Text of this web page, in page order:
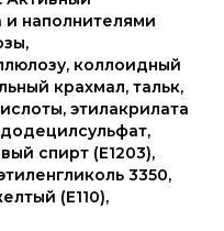
и наполнителями
коллоидный
крахмал, тальк,
этилакрилата
додецилсульфат,
спирт (E1203),
3350,
(Е110),